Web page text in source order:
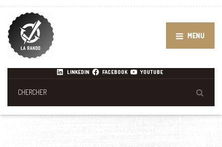
MENU
LINKEDIN FACEBOOK YOUTUBE